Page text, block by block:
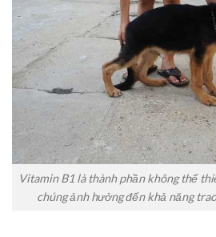
Vitamin B1 là thành phần không thể
chúng ảnh hưởng đến khả năng